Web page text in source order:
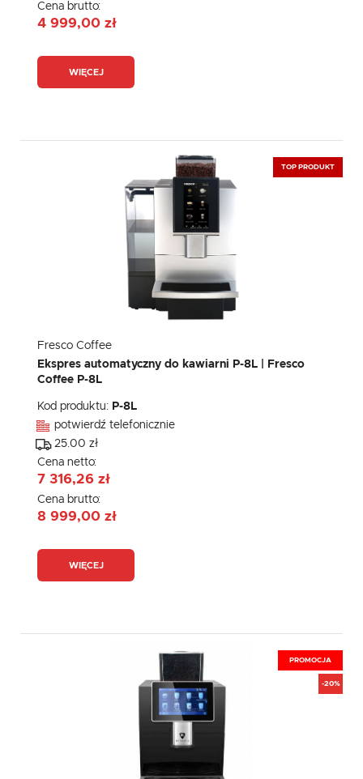
Cena brutto:
4 999,00 zł
WIĘCEJ
TOP PRODUKT
Fresco Coffee
Ekspres automatyczny do kawiarni P-8L | Fresco
Coffee P-8L
Kod produktu: P-8L
potwierdź telefonicznie
25.00 zł
Cena netto:
7 316,26 zł
Cena brutto:
8 999,00 zł
WIĘCEJ
PROMOCJA
-20%